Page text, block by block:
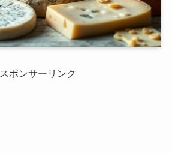
スポンサーリンク